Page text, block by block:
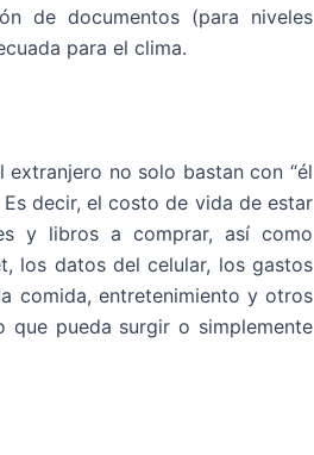
de documentos (para niveles
para el clima.
no solo bastan con “él
decir, el costo de vida de estar
y libros a comprar, así como
los datos del celular, los gastos
comida, entretenimiento y otros
pueda surgir o simplemente